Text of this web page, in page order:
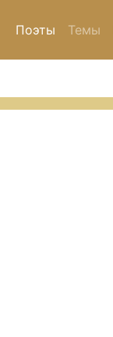
Поэты Темы